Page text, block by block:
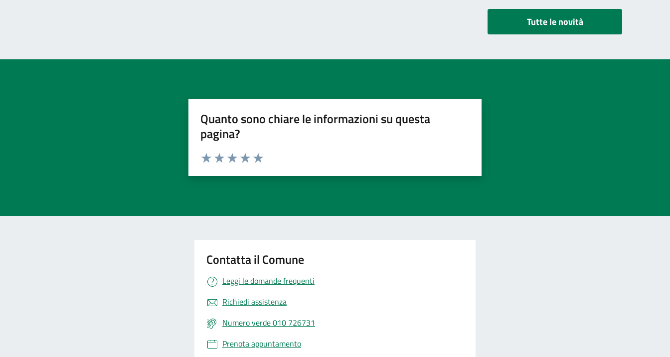
Tutte le novità
Quanto sono chiare le informazioni su questa
pagina?
Contatta il Comune
Leggi le domande frequenti
Richiedi assistenza
Numero verde 010 726731
Prenota appuntamento